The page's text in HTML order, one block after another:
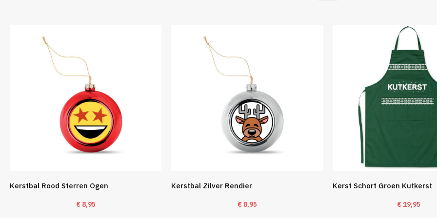
Kerstbal Rood Sterren Ogen
€8,95
Kerstbal Zilver Rendier
€8,95
Kerst Schort Groen Kutkerst
€19,95